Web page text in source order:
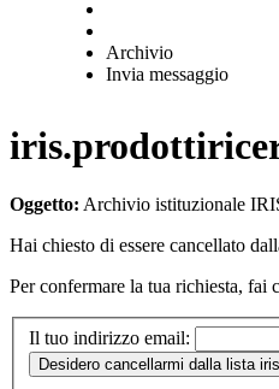
Archivio
Invia messaggio
Oggetto: Archivio istituzionale
Hai chiesto di essere cancellato
Per confermare la tua richiesta, fai
Il tuo indirizzo email: